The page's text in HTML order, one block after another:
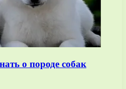
о породе собак